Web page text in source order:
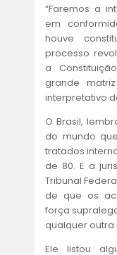
“Faremos a
em
houve
processo
a
grande
interpretativo
O Brasil,
do mundo
tratados
de 80. E a
Tribunal
de que os
força
qualquer outra
Ele listou